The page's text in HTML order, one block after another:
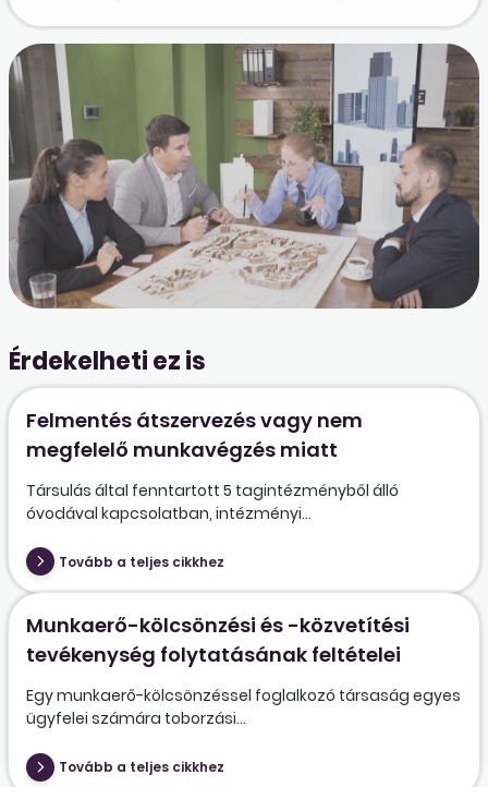
Érdekelheti ez is
Felmentés átszervezés vagy nem
megfelelő munkavégzés miatt
Társulás által fenntartott 5 tagintézményből álló
óvodával kapcsolatban, intézményi...
Tovább a teljes cikkhez
Munkaerő-kölcsönzési és -közvetítési
tevékenység folytatásának feltételei
Egy munkaerő-kölcsönzéssel foglalkozó társaság egyes
ügyfelei számára toborzási...
Tovább a teljes cikkhez